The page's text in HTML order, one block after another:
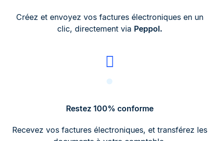
Créez et envoyez vos factures électroniques en un
clic, directement via Peppol.
Restez 100% conforme
Recevez vos factures électroniques, et transférez les